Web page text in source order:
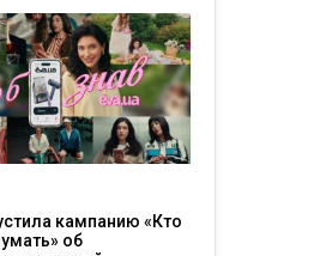
кампанию «Кто
об